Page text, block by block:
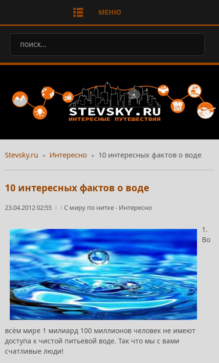
МЕНЮ
Stevsky.ru Интересно 10 интересных фактов о воде
10 интересных фактов о воде
23.04.2012 02:55 С миру по нитке- Интересно
1.
Во
всём мире 1 милиард 100 миллионов человек не имеют
доступа к чистой питьевой воде. Так что мы с вами
счатливые люди!